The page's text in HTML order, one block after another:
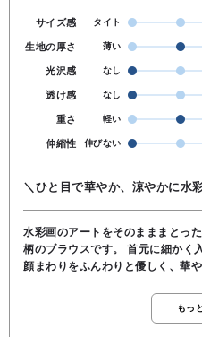
サイズ感 タイト
生地の厚さ 薄い
光沢感 なし
透け感 なし
重さ 軽い
伸縮性 伸びない
＼ひと目で華やか、涼やかに水
水彩画のアートをそのまままとっ
柄のブラウスです。 首元に細かく入ったシャーリングギャザーが、お
顔まわりをふんわりと優しく、華やかに
で、大人の洗練されたスタイリングが完成しま
うに見えますが、肩先を少し覆う
もっ